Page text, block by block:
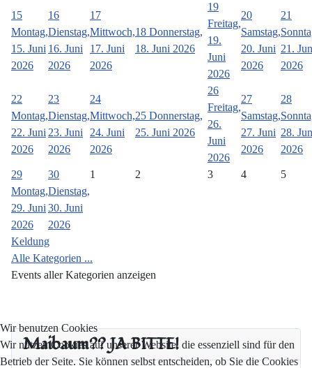
Maibaum?? JA BITTE!
15
Montag,
15. Juni
2026
16
Dienstag,
16. Juni
2026
17
Mittwoch,
17. Juni
2026
18 Donnerstag,
18. Juni 2026
19
Freitag,
19.
Juni
2026
20
Samstag,
20. Juni
2026
21
21.
2026
22
Montag,
22. Juni
2026
23
Dienstag,
23. Juni
2026
24
Mittwoch,
24. Juni
2026
25 Donnerstag,
25. Juni 2026
26
Freitag,
26.
Juni
2026
27
Samstag,
27. Juni
2026
28
28.
2026
29
Montag,
29. Juni
2026
30
Dienstag,
30. Juni
2026
1 2 3 4 5
Keldung
Alle Kategorien ...
Events aller Kategorien anzeigen
Wir benutzen Cookies
Wir nutzen Cookies auf unserer Website, die essenziell sind für den
Betrieb der Seite. Sie können selbst entscheiden, ob Sie die Cookies